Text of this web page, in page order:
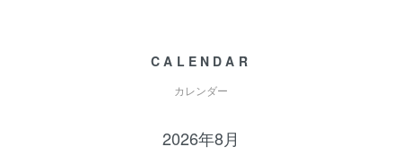
CALENDAR
カレンダー
2026年8月